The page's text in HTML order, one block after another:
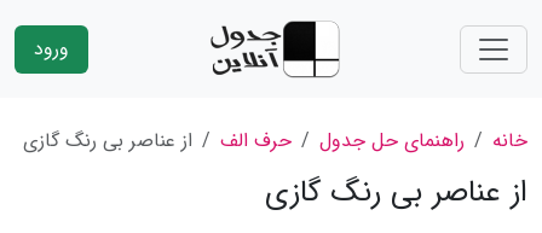
ورود
خانه راهنمای حل جدول حرف الف از عناصر بی رنگ گازی
از عناصر بی رنگ گازی